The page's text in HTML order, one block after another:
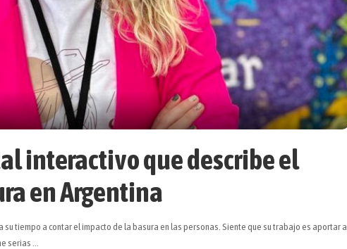
interactivo que describe el
en Argentina
tiempo a contar el impacto de la basura en las personas. Siente que su trabajo es aportar a
serias